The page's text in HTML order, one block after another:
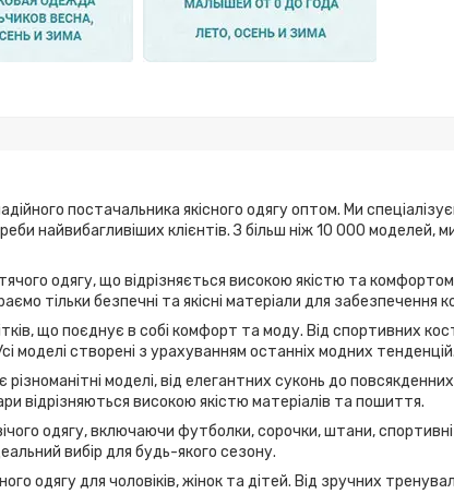
постачальника якісного одягу оптом. Ми
найвибагливіших клієнтів. З більш ніж 10 000
одягу, що відрізняється високою якістю та
тільки безпечні та якісні матеріали для забезпечення
що поєднує в собі комфорт та моду. Від спортивних
моделі створені з урахуванням останніх модних тенденцій.
моделі, від елегантних суконь до
відрізняються високою якістю матеріалів та пошиття.
одягу, включаючи футболки, сорочки, штани,
вибір для будь-якого сезону.
одягу для чоловіків, жінок та дітей. Від зручних